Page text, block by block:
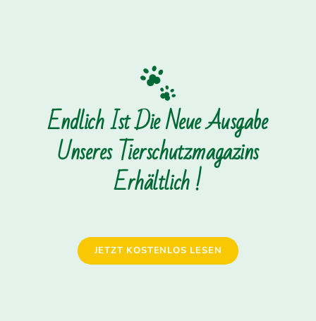
Endlich Ist Die Neue Ausgabe
Unseres Tierschutzmagazins
Erhältlich !
JETZT KOSTENLOS LESEN